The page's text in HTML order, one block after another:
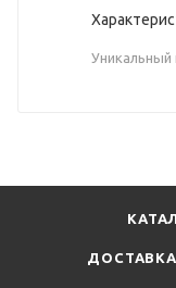
Уникальный